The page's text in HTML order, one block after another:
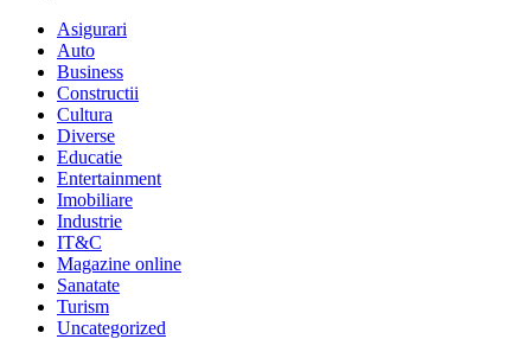
Asigurari
Auto
Business
Constructii
Cultura
Diverse
Educatie
Entertainment
Imobiliare
Industrie
IT&C
Magazine online
Sanatate
Turism
Uncategorized